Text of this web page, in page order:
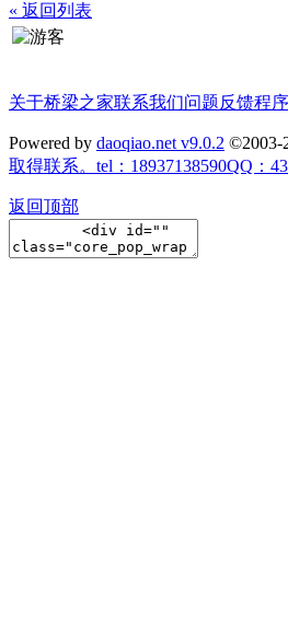
« 返回列表
关于桥梁之家联系我们问题反馈程
Powered by daoqiao.net v9.0.2 ©2003-
取得联系。tel：18937138590QQ：
返回顶部